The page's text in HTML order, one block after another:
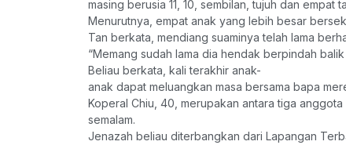
masing berusia 11, 10, sembilan, tujuh dan empat
Menurutnya, empat anak yang lebih besar
Tan berkata, mendiang suaminya telah lama
“Memang sudah lama dia hendak berpindah
Beliau berkata, kali terakhir anak-
anak dapat meluangkan masa bersama bapa
Koperal Chiu, 40, merupakan antara tiga
semalam.
Jenazah beliau diterbangkan dari Lapangan